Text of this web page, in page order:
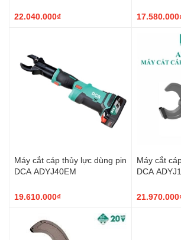
22.040.000₫
Máy cắt cáp thủy lực dùng pin
DCA ADYJ40EM
19.610.000₫
Máy cắt
DCA